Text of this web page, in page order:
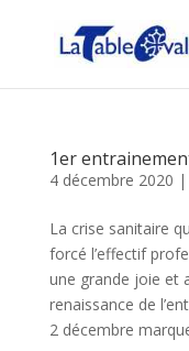
1er
4 décembre 2020 |
La crise sanitaire
forcé l’effectif
une grande joie et
renaissance de
2 décembre